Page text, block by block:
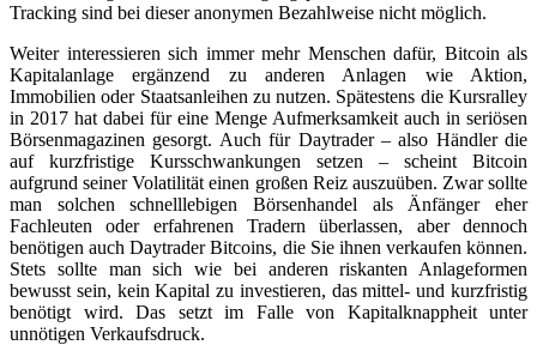
Tracking sind bei dieser anonymen Bezahlweise nicht möglich.
Weiter interessieren sich immer mehr Menschen dafür, Bitcoin als
Kapitalanlage ergänzend zu anderen Anlagen wie Aktion,
Immobilien oder Staatsanleihen zu nutzen. Spätestens die Kursralley
in 2017 hat dabei für eine Menge Aufmerksamkeit auch in seriösen
Börsenmagazinen gesorgt. Auch für Daytrader – also Händler die
auf kurzfristige Kursschwankungen setzen – scheint Bitcoin
aufgrund seiner Volatilität einen großen Reiz auszuüben. Zwar sollte
man solchen schnelllebigen Börsenhandel als Änfänger eher
Fachleuten oder erfahrenen Tradern überlassen, aber dennoch
benötigen auch Daytrader Bitcoins, die Sie ihnen verkaufen können.
Stets sollte man sich wie bei anderen riskanten Anlageformen
bewusst sein, kein Kapital zu investieren, das mittel- und kurzfristig
benötigt wird. Das setzt im Falle von Kapitalknappheit unter
unnötigen Verkaufsdruck.